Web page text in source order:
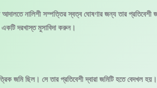
নালিশী সম্পত্তির স্বত্ব ঘোষণার জন্য তার প্রতিবেশী
একটি দরখাস্ত মুসাবিদা করুন।
জমি ছিল। সে তার প্রতিবেশী দ্বারা জমিটি হতে বেদখল